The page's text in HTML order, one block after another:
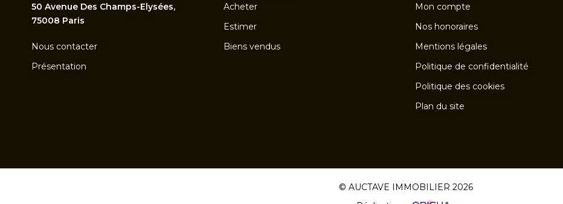
50 Avenue Des Champs-Elysées,
75008 Paris
Nous contacter
Présentation
Acheter
Estimer
Biens vendus
Mon compte
Nos honoraires
Mentions légales
Politique de confidentialité
Politique des cookies
Plan du site
© AUCTAVE IMMOBILIER 2026